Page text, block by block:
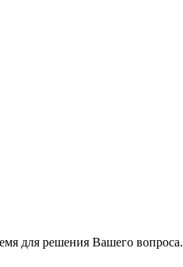
для решения Вашего вопроса.